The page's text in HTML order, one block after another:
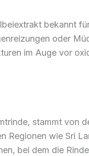
bekannt
oder
im Auge vor
stammt von
Regionen wie Sri
bei dem die